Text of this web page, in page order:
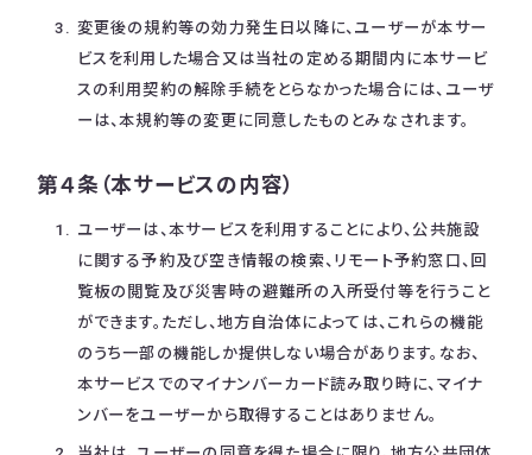
変更後の規約等の効力発生日以降に、ユーザーが本サー
ビスを利用した場合又は当社の定める期間内に本サービ
スの利用契約の解除手続をとらなかった場合には、ユーザ
ーは、本規約等の変更に同意したものとみなされます。
第４条（本サービスの内容）
ユーザーは、本サービスを利用することにより、公共施設
に関する予約及び空き情報の検索、リモート予約窓口、回
覧板の閲覧及び災害時の避難所の入所受付等を行うこと
ができます。ただし、地方自治体によっては、これらの機能
のうち一部の機能しか提供しない場合があります。なお、
本サービスでのマイナンバーカード読み取り時に、マイナ
ンバーをユーザーから取得することはありません。